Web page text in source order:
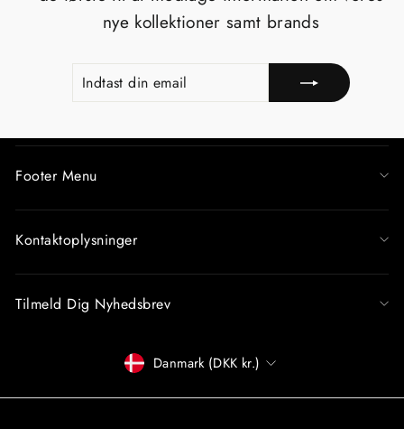
nye kollektioner samt brands
EMAIL
Footer Menu
Kontaktoplysninger
Tilmeld Dig Nyhedsbrev
Betalingsmiddel
Danmark (DKK kr.)